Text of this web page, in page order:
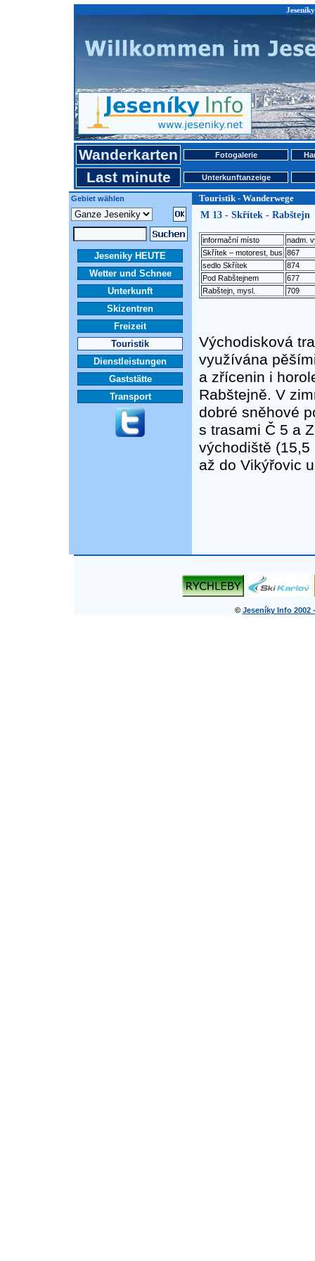
Wanderkarten Fotogalerie
Last minute Unterkunftanzeige
Gebiet wählen Touristik - Wanderwege
Jeseniky HEUTE
Wetter und Schnee
Unterkunft
Skizentren
Freizeit
Touristik
Dienstleistungen
Gaststätte
Transport
M 13 - Skřítek - Rabštejn
informační místo
nadm.
Skřítek – motorest, bus 867
sedlo Skřítek
874
Pod Rabštejnem
677
Rabštejn, mysl.
709
Východisková
využívána
a zřícenin i
Rabštejně. V
dobré sněhové
s trasami Č 5 a
východiště
až do Vikýřovic
© Jeseníky Info 2002